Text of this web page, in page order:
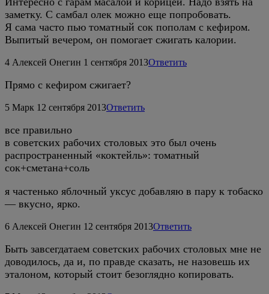
заметку. С самбал олек можно еще попробовать.
Я сама часто пью томатный сок пополам с кефиром.
Выпитый вечером, он помогает сжигать калории.
4 Алексей Онегин 1 сентября 2013Ответить
Прямо с кефиром сжигает?
5 Марк 12 сентября 2013Ответить
все правильно
в советских рабочих столовых это был очень
распространенный «коктейль»: томатный
сок+сметана+соль
я частенько яблочный уксус добавляю в пару к тобаско
— вкусно, ярко.
6 Алексей Онегин 12 сентября 2013Ответить
Быть завсегдатаем советских рабочих столовых мне не
доводилось, да и, по правде сказать, не назовешь их
эталоном, который стоит безоглядно копировать.